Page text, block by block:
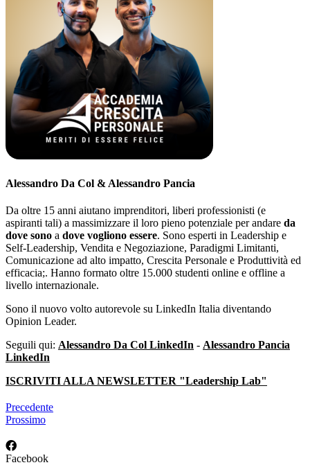
Alessandro Da Col & Alessandro Pancia
Da oltre 15 anni aiutano imprenditori, liberi professionisti (e
aspiranti tali) a massimizzare il loro pieno potenziale per andare da
dove sono a dove vogliono essere. Sono esperti in Leadership e
Self-Leadership, Vendita e Negoziazione, Paradigmi Limitanti,
Comunicazione ad alto impatto, Crescita Personale e Produttività ed
efficacia;. Hanno formato oltre 15.000 studenti online e offline a
livello internazionale.
Sono il nuovo volto autorevole su LinkedIn Italia diventando
Opinion Leader.
Seguili qui: Alessandro Da Col LinkedIn - Alessandro Pancia
LinkedIn
ISCRIVITI ALLA NEWSLETTER "Leadership Lab"
Precedente
Prossimo
Facebook